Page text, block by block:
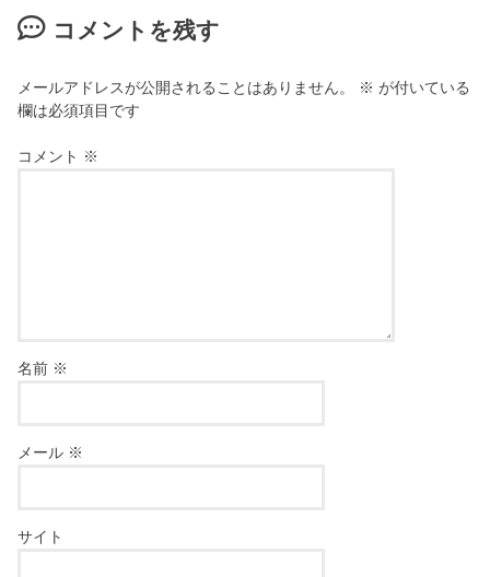
コメントを残す
メールアドレスが公開されることはありません。 ※ が付いている
欄は必須項目です
コメント ※
名前 ※
メール ※
サイト